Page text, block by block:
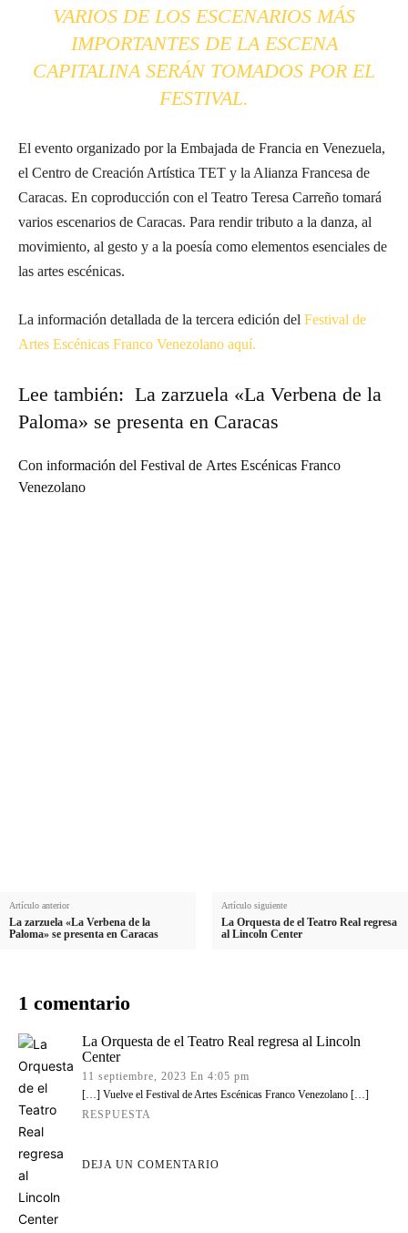
VARIOS DE LOS ESCENARIOS MÁS
IMPORTANTES DE LA ESCENA
CAPITALINA SERÁN TOMADOS POR EL
FESTIVAL.
El evento organizado por la Embajada de Francia en Venezuela,
el Centro de Creación Artística TET y la Alianza Francesa de
Caracas. En coproducción con el Teatro Teresa Carreño tomará
varios escenarios de Caracas. Para rendir tributo a la danza, al
movimiento, al gesto y a la poesía como elementos esenciales de
las artes escénicas.
La información detallada de la tercera edición del Festival de
Artes Escénicas Franco Venezolano aquí.
Lee también: La zarzuela «La Verbena de la
Paloma» se presenta en Caracas
Con información del Festival de Artes Escénicas Franco
Venezolano
Artículo anterior
La zarzuela «La Verbena de la
Paloma» se presenta en Caracas
Artículo siguiente
La Orquesta de el Teatro Real regresa
al Lincoln Center
1 comentario
La Orquesta de el Teatro Real regresa al Lincoln
Center
11 septiembre, 2023 En 4:05 pm
[…] Vuelve el Festival de Artes Escénicas Franco Venezolano […]
RESPUESTA
DEJA UN COMENTARIO